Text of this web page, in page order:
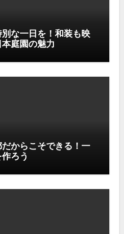
な一日を！和装も映
庭園の魅力
からこそできる！一
ろう